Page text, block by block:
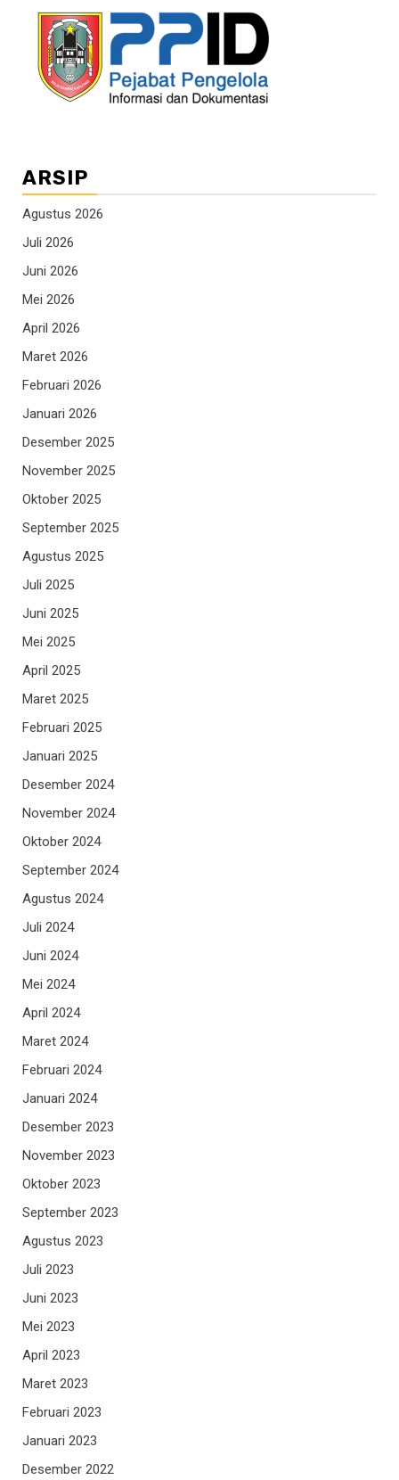
ARSIP
Agustus 2026
Juli 2026
Juni 2026
Mei 2026
April 2026
Maret 2026
Februari 2026
Januari 2026
Desember 2025
November 2025
Oktober 2025
September 2025
Agustus 2025
Juli 2025
Juni 2025
Mei 2025
April 2025
Maret 2025
Februari 2025
Januari 2025
Desember 2024
November 2024
Oktober 2024
September 2024
Agustus 2024
Juli 2024
Juni 2024
Mei 2024
April 2024
Maret 2024
Februari 2024
Januari 2024
Desember 2023
November 2023
Oktober 2023
September 2023
Agustus 2023
Juli 2023
Juni 2023
Mei 2023
April 2023
Maret 2023
Februari 2023
Januari 2023
Desember 2022